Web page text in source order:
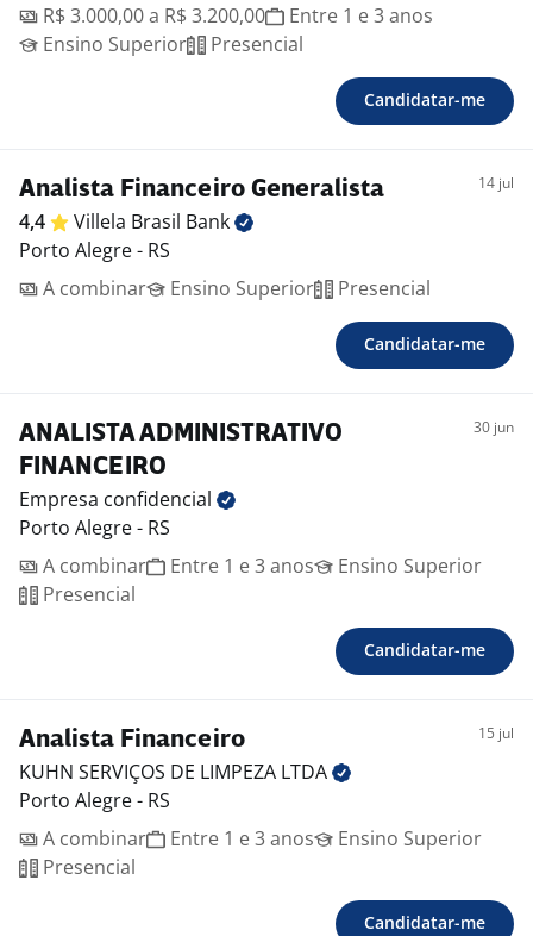
R$ 3.000,00 a R$ 3.200,00
Entre 1 e 3 anos
Ensino Superior
Presencial
Candidatar-me
Analista Financeiro Generalista 14 jul
4,4 Villela Brasil Bank
Porto Alegre - RS
A combinar
Ensino Superior Presencial
Candidatar-me
ANALISTA ADMINISTRATIVO
FINANCEIRO
30 jun
Empresa confidencial
Porto Alegre - RS
A combinar
Entre 1 e 3 anos
Ensino Superior
Presencial
Candidatar-me
Analista Financeiro 15 jul
KUHN SERVIÇOS DE LIMPEZA LTDA
Porto Alegre - RS
A combinar
Entre 1 e 3 anos
Ensino Superior
Presencial
Candidatar-me